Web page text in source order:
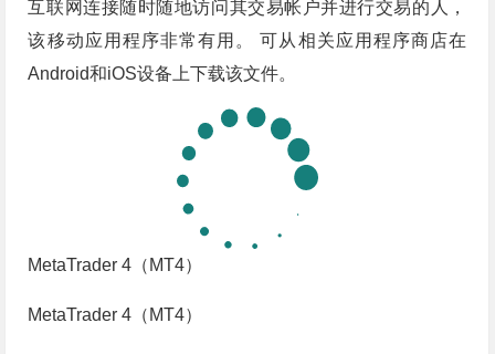
互联网连接随时随地访问其交易帐户并进行交易的人，
该移动应用程序非常有用。 可从相关应用程序商店在
Android和iOS设备上下载该文件。
MetaTrader 4（MT4）
MetaTrader 4（MT4）